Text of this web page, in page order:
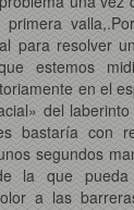
para resolver
estemos
en el
del
bastaría con
segundos
la que
a las